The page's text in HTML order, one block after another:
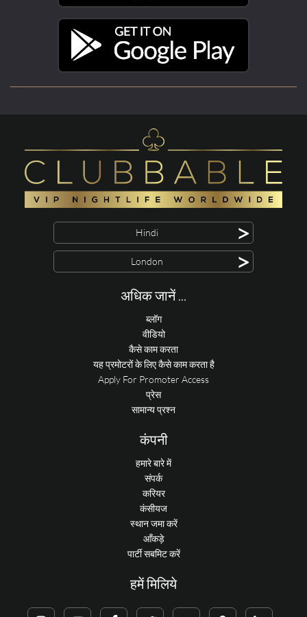
Hindi >
London >
अधिक जानें ...
ब्लॉग
वीडियो
कैसे काम करता
यह प्रमोटरों के लिए कैसे काम करता है
Apply For Promoter Access
प्रेस
सामान्य प्रश्न
कंपनी
हमारे बारे में
संपर्क
करियर
कंसीयज
स्थान जमा करें
आँकड़े
पार्टी सबमिट करें
हमें मिलिये